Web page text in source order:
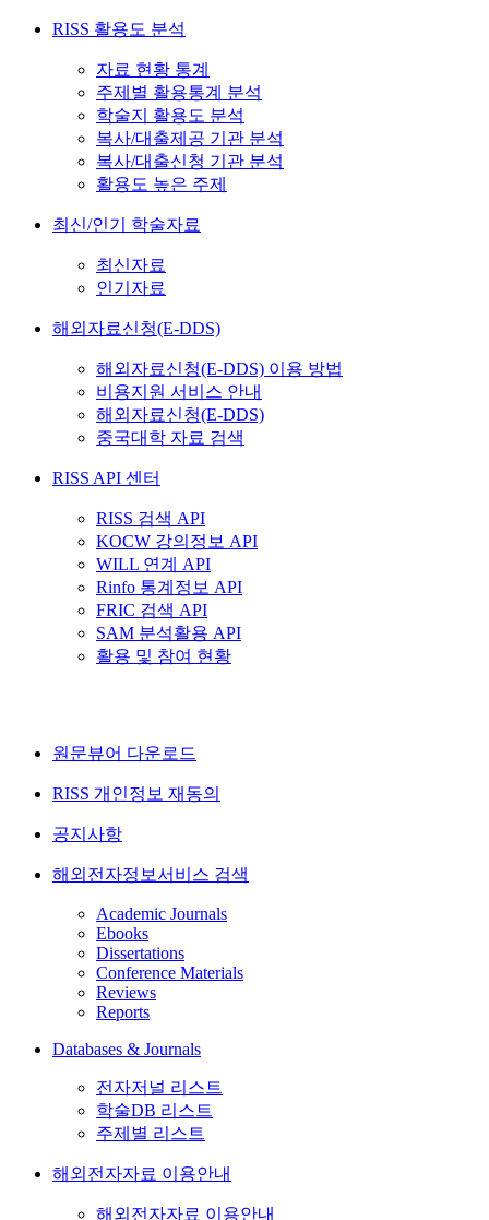
RISS 활용도 분석
자료 현황 통계
주제별 활용통계 분석
학술지 활용도 분석
복사/대출제공 기관 분석
복사/대출신청 기관 분석
활용도 높은 주제
최신/인기 학술자료
최신자료
인기자료
해외자료신청(E-DDS)
해외자료신청(E-DDS) 이용 방법
비용지원 서비스 안내
해외자료신청(E-DDS)
중국대학 자료 검색
RISS API 센터
RISS 검색 API
KOCW 강의정보 API
WILL 연계 API
Rinfo 통계정보 API
FRIC 검색 API
SAM 분석활용 API
활용 및 참여 현황
원문뷰어 다운로드
RISS 개인정보 재동의
공지사항
해외전자정보서비스 검색
Academic Journals
Ebooks
Dissertations
Conference Materials
Reviews
Reports
Databases & Journals
전자저널 리스트
학술DB 리스트
주제별 리스트
해외전자자료 이용안내
해외전자자료 이용안내